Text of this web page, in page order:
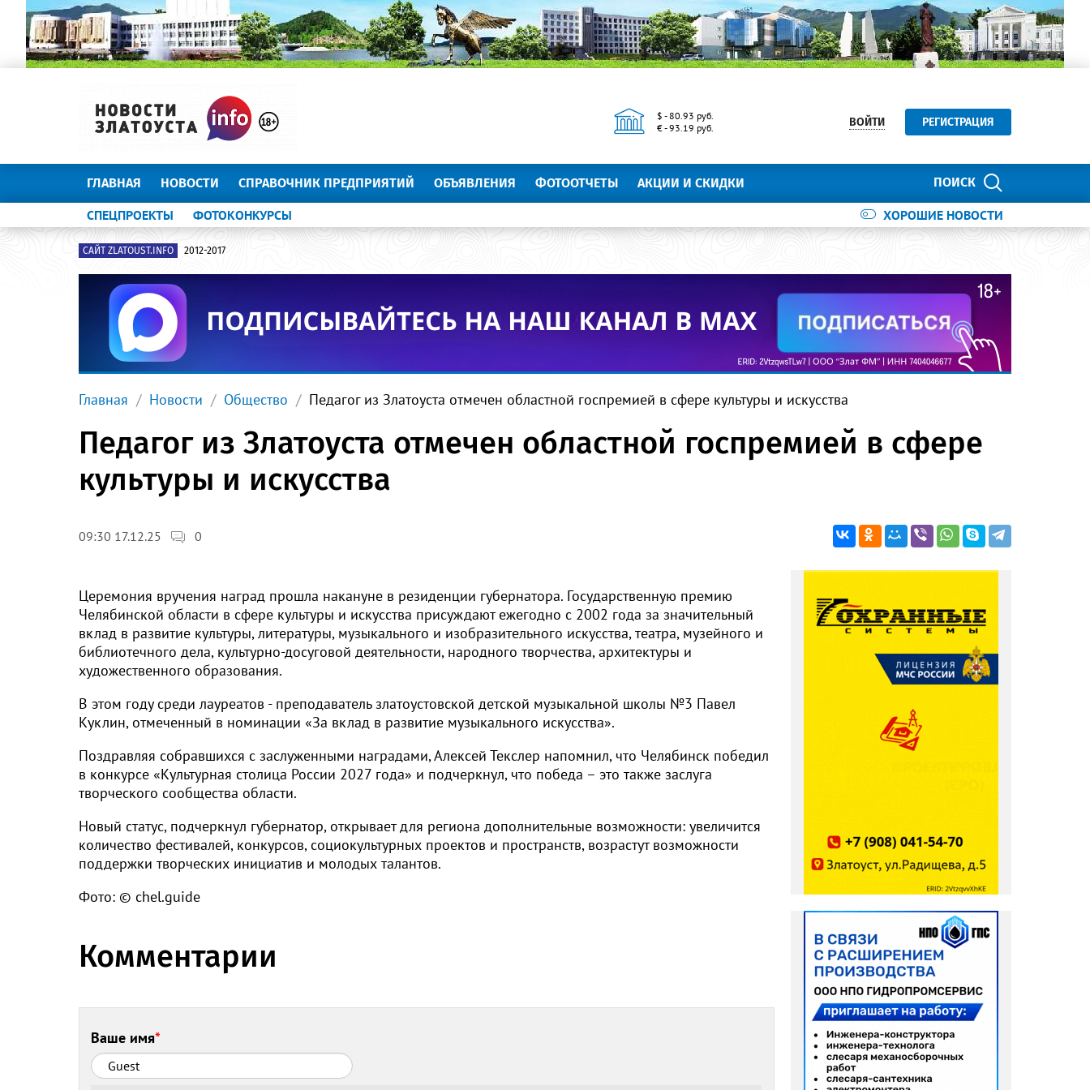
$ - 80.93 руб.
€ - 93.19 руб.
ВОЙТИ РЕГИСТРАЦИЯ
ПОИСК
ГЛАВНАЯ НОВОСТИ СПРАВОЧНИК ПРЕДПРИЯТИЙ ОБЪЯВЛЕНИЯ ФОТООТЧЕТЫ АКЦИИ И СКИДКИ
ХОРОШИЕ НОВОСТИ
СПЕЦПРОЕКТЫ ФОТОКОНКУРСЫ
САЙТ ZLATOUST.INFO 2012-2017
Главная Новости Общество Педагог из Златоуста отмечен областной госпремией в сфере культуры и искусства
Педагог из Златоуста отмечен областной госпремией в сфере
культуры и искусства
09:30 17.12.25 0
Церемония вручения наград прошла накануне в резиденции губернатора. Государственную премию
Челябинской области в сфере культуры и искусства присуждают ежегодно с 2002 года за значительный
вклад в развитие культуры, литературы, музыкального и изобразительного искусства, театра, музейного и
библиотечного дела, культурно-досуговой деятельности, народного творчества, архитектуры и
художественного образования.
В этом году среди лауреатов - преподаватель златоустовской детской музыкальной школы №3 Павел
Куклин, отмеченный в номинации «За вклад в развитие музыкального искусства».
Поздравляя собравшихся c заслуженными наградами, Алексей Текслер напомнил, что Челябинск победил
в конкурсе «Культурная столица России 2027 года» и подчеркнул, что победа – это также заслуга
творческого сообщества области.
Новый статус, подчеркнул губернатор, открывает для региона дополнительные возможности: увеличится
количество фестивалей, конкурсов, социокультурных проектов и пространств, возрастут возможности
поддержки творческих инициатив и молодых талантов.
Фото: © chel.guide
Комментарии
Ваше имя*